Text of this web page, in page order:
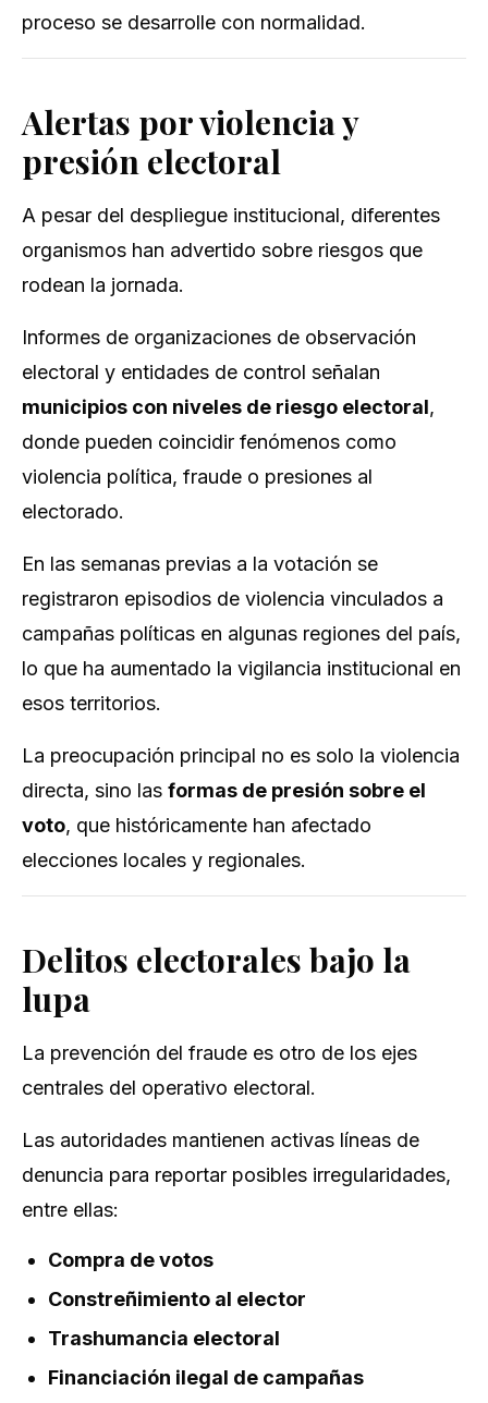
proceso se desarrolle con normalidad.
Alertas por violencia y
presión electoral
A pesar del despliegue institucional, diferentes
organismos han advertido sobre riesgos que
rodean la jornada.
Informes de organizaciones de observación
electoral y entidades de control señalan
municipios con niveles de riesgo electoral,
donde pueden coincidir fenómenos como
violencia política, fraude o presiones al
electorado.
En las semanas previas a la votación se
registraron episodios de violencia vinculados a
campañas políticas en algunas regiones del país,
lo que ha aumentado la vigilancia institucional en
esos territorios.
La preocupación principal no es solo la violencia
directa, sino las formas de presión sobre el
voto, que históricamente han afectado
elecciones locales y regionales.
Delitos electorales bajo la
lupa
La prevención del fraude es otro de los ejes
centrales del operativo electoral.
Las autoridades mantienen activas líneas de
denuncia para reportar posibles irregularidades,
entre ellas:
Compra de votos
Constreñimiento al elector
Trashumancia electoral
Financiación ilegal de campañas